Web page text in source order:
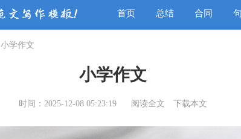
首页 总结 合同
小学作文
小学作文
时间：2025-12-08 05:23:19 阅读全文 下载本文